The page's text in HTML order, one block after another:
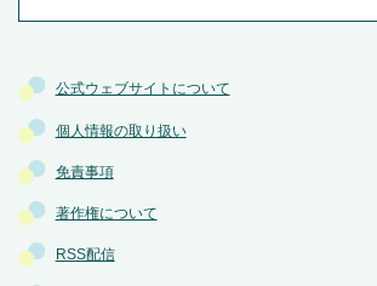
公式ウェブサイトについて
個人情報の取り扱い
免責事項
著作権について
RSS配信